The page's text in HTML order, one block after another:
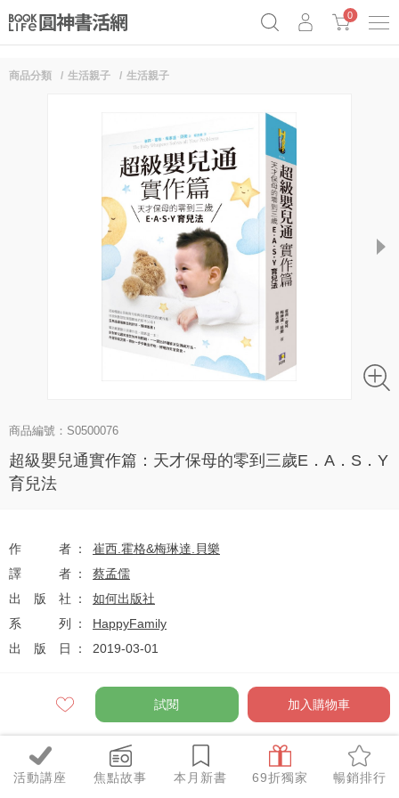
0
活動講座 焦點故事 本月新書 69折獨家 暢銷排行
商品分類 生活親子 生活親子
next
商品編號：S0500076
超級嬰兒通實作篇：天才保母的零到三歲E．A．S．Y
育兒法
作者
崔西.霍格&梅琳達.貝樂
譯者
蔡孟儒
出版社
如何出版社
系列
HappyFamily
出版日
2019-03-01
$420
優惠價 折
試閱 加入購物車